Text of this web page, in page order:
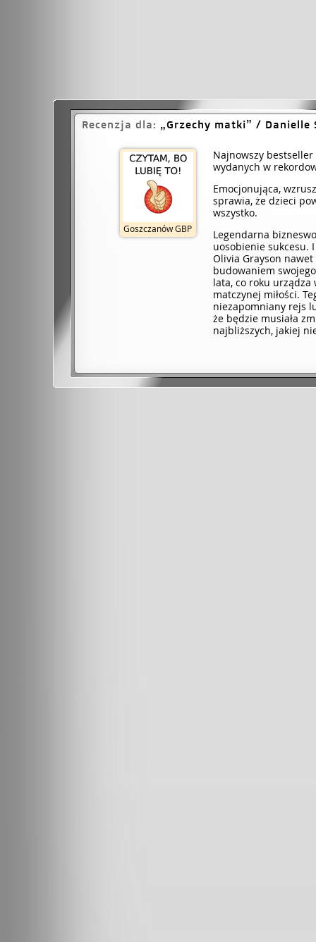
Recenzja dla: Grzechy matki / Danielle
Goszczanów GBP
Najnowszy
wydanych w
Emocjonująca,
sprawia, że dzieci
wszystko.
Legendarna
uosobienie sukcesu.
Olivia Grayson nawet
budowaniem
lata, co roku urządza
matczynej miłości.
niezapomniany rejs
że będzie musiała
najbliższych, jakiej